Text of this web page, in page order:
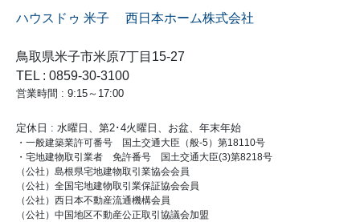
ハウスドゥ 米子 西日本ホーム株式会社
鳥取県米子市米原7丁目15-27
TEL : 0859-30-3100
営業時間 : 9:15～17:00
定休日 : 水曜日、第2･4火曜日、お盆、年末年始
・一般建築業許可番号 国土交通大臣（般-5）第18110号
・宅地建物取引業者 免許番号 国土交通大臣(3)第8218号
（公社）島根県宅地建物取引業協会会員
（公社）全国宅地建物取引業保証協会会員
（公社）西日本不動産流通機構会員
（公社）中国地区不動産公正取引協議会加盟